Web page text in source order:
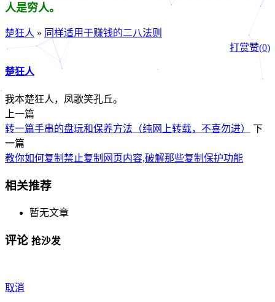
人是穷人。
楚狂人 » 同样适用于赚钱的二八法则
打赏赞(0)
楚狂人
我本楚狂人，凤歌笑孔丘。
上一篇
转一篇手串的盘玩和保养方法（纯网上转载，不喜勿进）
下
一篇
教你如何复制禁止复制网页内容,破解那些复制保护功能
相关推荐
暂无文章
评论 抢沙发
取消